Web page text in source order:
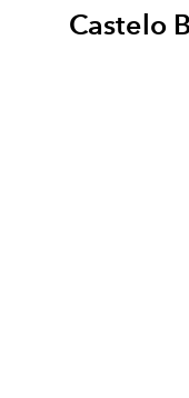
Castelo